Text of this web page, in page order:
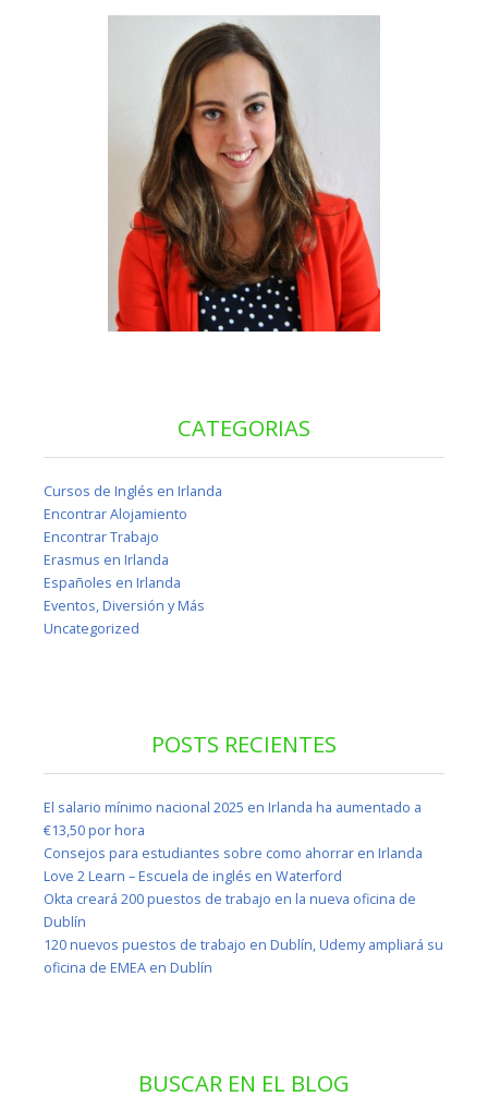
CATEGORIAS
Cursos de Inglés en Irlanda
Encontrar Alojamiento
Encontrar Trabajo
Erasmus en Irlanda
Españoles en Irlanda
Eventos, Diversión y Más
Uncategorized
POSTS RECIENTES
El salario mínimo nacional 2025 en Irlanda ha aumentado a
€13,50 por hora
Consejos para estudiantes sobre como ahorrar en Irlanda
Love 2 Learn – Escuela de inglés en Waterford
Okta creará 200 puestos de trabajo en la nueva oficina de
Dublín
120 nuevos puestos de trabajo en Dublín, Udemy ampliará su
oficina de EMEA en Dublín
BUSCAR EN EL BLOG